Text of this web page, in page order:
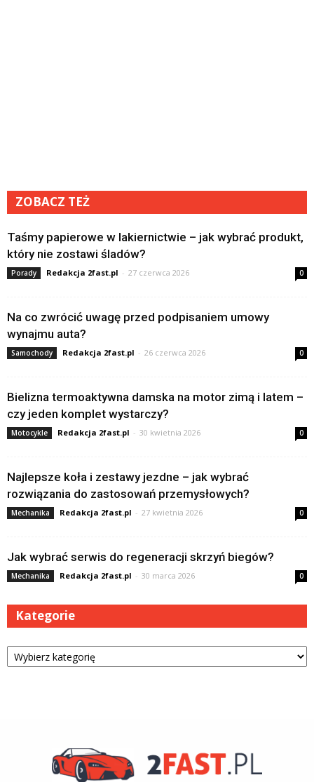
ZOBACZ TEŻ
Taśmy papierowe w lakiernictwie – jak wybrać produkt,
który nie zostawi śladów?
Porady Redakcja 2fast.pl - 27 czerwca 2026 0
Na co zwrócić uwagę przed podpisaniem umowy
wynajmu auta?
Samochody Redakcja 2fast.pl - 26 czerwca 2026 0
Bielizna termoaktywna damska na motor zimą i latem –
czy jeden komplet wystarczy?
Motocykle Redakcja 2fast.pl - 30 kwietnia 2026 0
Najlepsze koła i zestawy jezdne – jak wybrać
rozwiązania do zastosowań przemysłowych?
Mechanika Redakcja 2fast.pl - 27 kwietnia 2026 0
Jak wybrać serwis do regeneracji skrzyń biegów?
Mechanika Redakcja 2fast.pl - 30 marca 2026 0
Kategorie
Kategorie